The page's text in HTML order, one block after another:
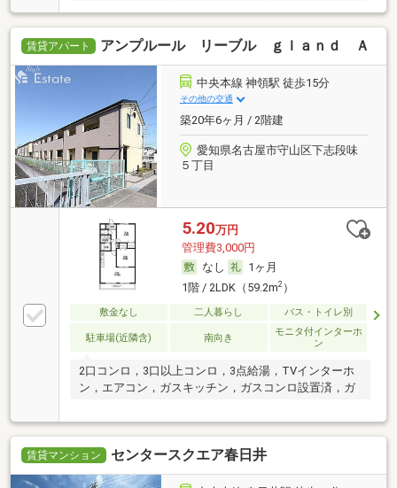
賃貸アパート アンプルール リーブル ｇｌａｎｄ Ａ
中央本線 神領駅 徒歩15分
その他の交通
築20年6ヶ月 / 2階建
愛知県名古屋市守山区下志段味
５丁目
5.20万円
管理費3,000円
なし
1ヶ月
1階 / 2LDK（59.2m2）
敷金なし 二人暮らし バス・トイレ別
駐車場(近隣含) 南向き
モニタ付インターホ
ン
2口コンロ，3口以上コンロ，3点給湯，TVインターホ
ン，エアコン，ガスキッチン，ガスコンロ設置済，ガ
賃貸マンション センタースクエア春日井